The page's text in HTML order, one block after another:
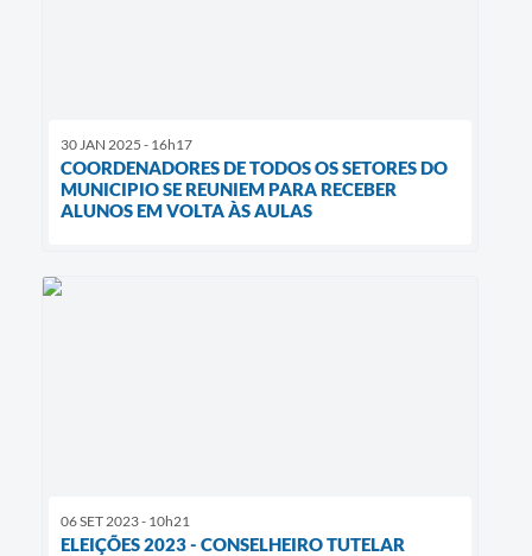
30 JAN 2025 - 16h17
COORDENADORES DE TODOS OS SETORES DO
MUNICIPIO SE REUNIEM PARA RECEBER
ALUNOS EM VOLTA ÀS AULAS
06 SET 2023 - 10h21
ELEIÇÕES 2023 - CONSELHEIRO TUTELAR